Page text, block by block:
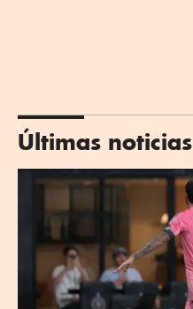
Últimas noticias